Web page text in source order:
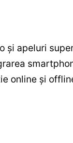
și apeluri
online și